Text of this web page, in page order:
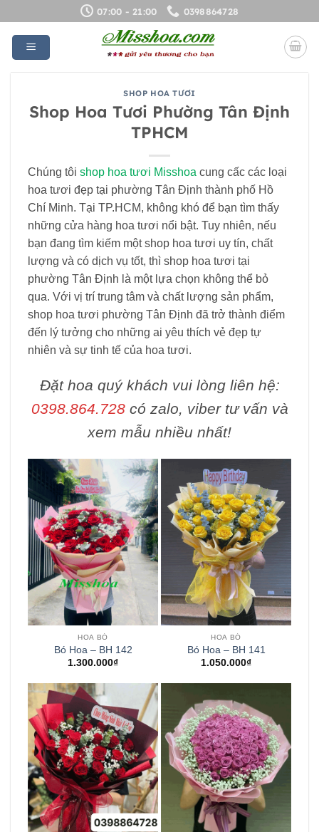
qua
dung
07:00 - 21:00 0398864728
SHOP HOA TƯƠI
Shop Hoa Tươi Phường Tân Định
TPHCM
Chúng tôi shop hoa tươi Misshoa cung cấc các loại
hoa tươi đẹp tại phường Tân Định thành phố Hồ
Chí Minh. Tại TP.HCM, không khó để bạn tìm thấy
những cửa hàng hoa tươi nổi bật. Tuy nhiên, nếu
bạn đang tìm kiếm một shop hoa tươi uy tín, chất
lượng và có dịch vụ tốt, thì shop hoa tươi tại
phường Tân Định là một lựa chọn không thể bỏ
qua. Với vị trí trung tâm và chất lượng sản phẩm,
shop hoa tươi phường Tân Định đã trở thành điểm
đến lý tưởng cho những ai yêu thích vẻ đẹp tự
nhiên và sự tinh tế của hoa tươi.
Đặt hoa quý khách vui lòng liên hệ:
0398.864.728có zalo, viber tư vấn và
xem mẫu nhiều nhất!
HOA BÓ
Bó Hoa – BH 142
1.300.000₫
HOA BÓ
Bó Hoa – BH 141
1.050.000₫